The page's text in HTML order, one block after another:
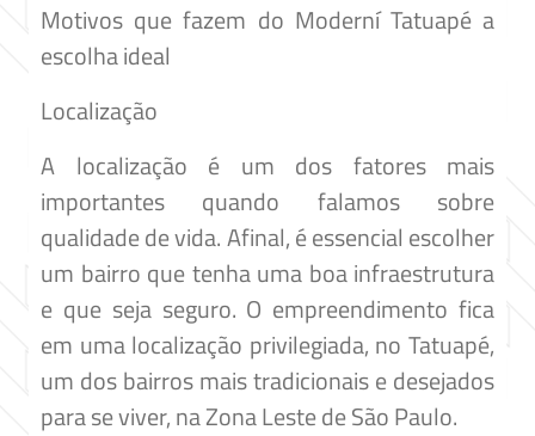
Motivos que fazem do Moderní Tatuapé a
escolha ideal
Localização
A localização é um dos fatores mais
importantes quando falamos sobre
qualidade de vida. Afinal, é essencial escolher
um bairro que tenha uma boa infraestrutura
e que seja seguro. O empreendimento fica
em uma localização privilegiada, no Tatuapé,
um dos bairros mais tradicionais e desejados
para se viver, na Zona Leste de São Paulo.